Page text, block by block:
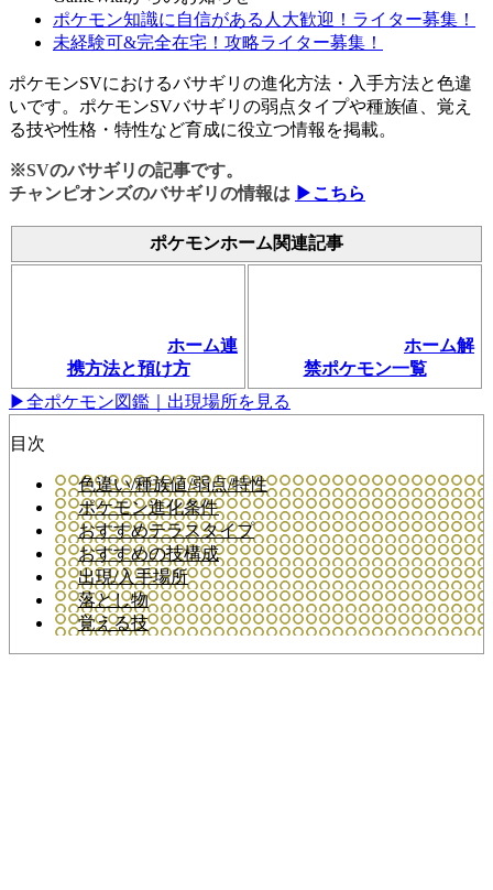
ポケモン知識に自信がある人大歓迎！ライター募集！
未経験可&完全在宅！攻略ライター募集！
ポケモンSVにおけるバサギリの進化方法・入手方法と色違
いです。ポケモンSVバサギリの弱点タイプや種族値、覚え
る技や性格・特性など育成に役立つ情報を掲載。
※SVのバサギリの記事です。
チャンピオンズのバサギリの情報は ▶こちら
ポケモンホーム関連記事
ホーム連
携方法と預け方
ホーム解
禁ポケモン一覧
▶全ポケモン図鑑｜出現場所を見る
目次
色違い/種族値/弱点/特性
ポケモン進化条件
おすすめテラスタイプ
おすすめの技構成
出現/入手場所
落とし物
覚える技